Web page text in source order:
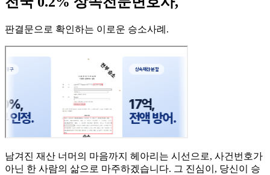
판결문으로 확인하는 이로운 승소사례 .
남겨진 재산 너머의 마음까지 헤아리는 시선으로, 사건번호가
아닌 한 사람의 삶으로 마주하겠습니다. 그 진심이, 당신이 승